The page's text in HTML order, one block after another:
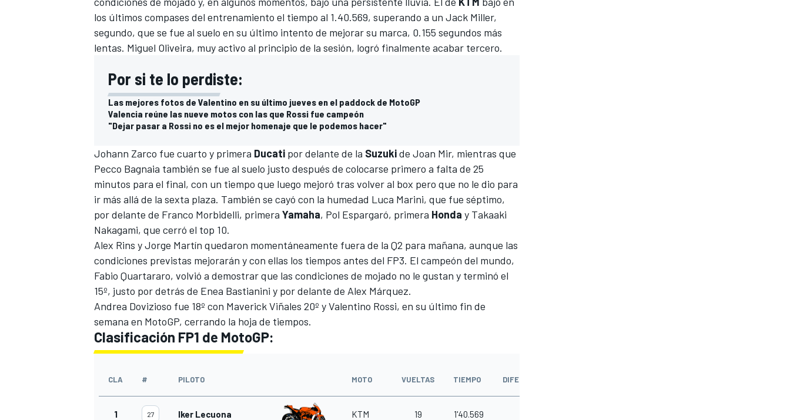
MÁS CATEGORÍAS
los últimos compases del entrenamiento el tiempo al 1.40.569, superando a un Jack Miller,
segundo, que se fue al suelo en su último intento de mejorar su marca, 0.155 segundos más
lentas. Miguel Oliveira, muy activo al principio de la sesión, logró finalmente acabar tercero.
Por si te lo perdiste:
Las mejores fotos de Valentino en su último jueves en el paddock de MotoGP
Valencia reúne las nueve motos con las que Rossi fue campeón
"Dejar pasar a Rossi no es el mejor homenaje que le podemos hacer"
Johann Zarco fue cuarto y primera Ducati por delante de la Suzukide Joan Mir, mientras que
Pecco Bagnaia también se fue al suelo justo después de colocarse primero a falta de 25
minutos para el final, con un tiempo que luego mejoró tras volver al box pero que no le dio para
ir más allá de la sexta plaza. También se cayó con la humedad Luca Marini, que fue séptimo,
por delante de Franco Morbidelli, primera Yamaha, Pol Espargaró, primera Honda y Takaaki
Nakagami, que cerró el top 10.
Alex Rins yJorge Martín quedaron momentáneamente fuera de la Q2 para mañana, aunque las
condiciones previstas mejorarán y con ellas los tiempos antes del FP3. El campeón del mundo,
Fabio Quartararo, volvió a demostrar que las condiciones de mojado no le gustan y terminó el
15º, justo por detrás de Enea Bastianini y por delante de Alex Márquez.
Andrea Dovizioso fue 18º con Maverick Viñales 20º yValentino Rossi, en su último fin de
semana en MotoGP, cerrando la hoja de tiempos.
Clasificación FP1 de MotoGP:
CLA # PILOTO MOTO VUELTAS TIEMPO DIFERENCIA
1 27 Iker Lecuona KTM 19 1'40.569